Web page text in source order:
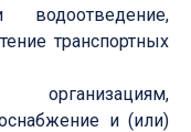
транспортных
организациям,
и (или)